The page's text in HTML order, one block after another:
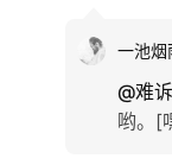
一池烟
@难
哟。[